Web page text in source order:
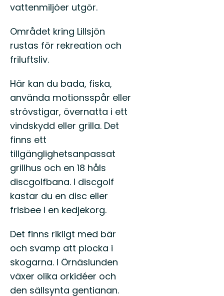
vattenmiljöer utgör.
Området kring Lillsjön
rustas för rekreation och
friluftsliv.
Här kan du bada, fiska,
använda motionsspår eller
strövstigar, övernatta i ett
vindskydd eller grilla. Det
finns ett
tillgänglighetsanpassat
grillhus och en 18 håls
discgolfbana. I discgolf
kastar du en disc eller
frisbee i en kedjekorg.
Det finns rikligt med bär
och svamp att plocka i
skogarna. I Örnäslunden
växer olika orkidéer och
den sällsynta gentianan.